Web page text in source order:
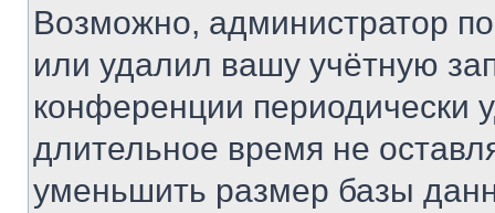
Возможно, администратор
или удалил вашу учётную
конференции периодически
длительное время не
уменьшить размер базы